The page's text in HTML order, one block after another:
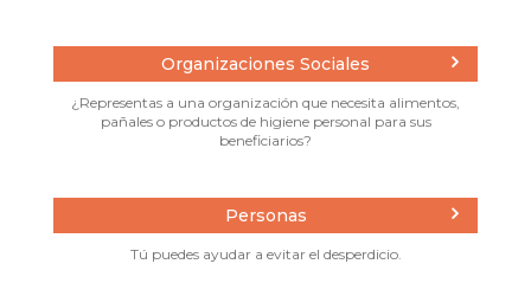
Organizaciones Sociales
¿Representas a una organización que necesita alimentos,
pañales o productos de higiene personal para sus
beneficiarios?
Personas
Tú puedes ayudar a evitar el desperdicio.